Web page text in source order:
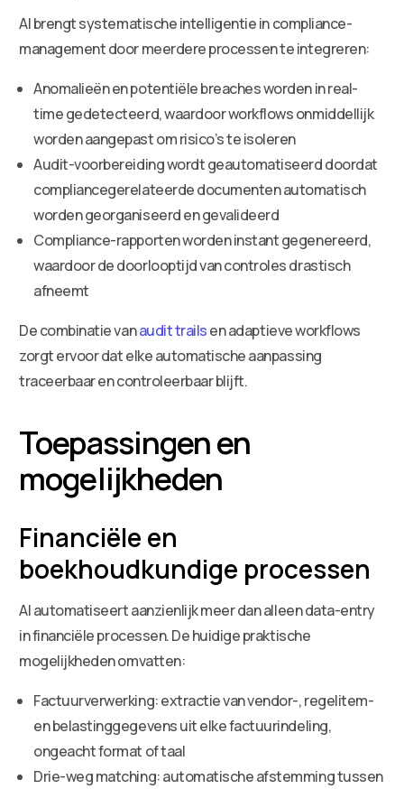
AI brengt systematische intelligentie in compliance-
management door meerdere processen te integreren:
Anomalieën en potentiële breaches worden in real-
time gedetecteerd, waardoor workflows onmiddellijk
worden aangepast om risico’s te isoleren
Audit-voorbereiding wordt geautomatiseerd doordat
compliancegerelateerde documenten automatisch
worden georganiseerd en gevalideerd
Compliance-rapporten worden instant gegenereerd,
waardoor de doorlooptijd van controles drastisch
afneemt
De combinatie vanaudit trailsen adaptieve workflows
zorgt ervoor dat elke automatische aanpassing
traceerbaar en controleerbaar blijft.
Toepassingen en
mogelijkheden
Financiële en
boekhoudkundige processen
AI automatiseert aanzienlijk meer dan alleen data-entry
in financiële processen. De huidige praktische
mogelijkheden omvatten:
Factuurverwerking: extractie van vendor-, regelitem-
en belastinggegevens uit elke factuurindeling,
ongeacht format of taal
Drie-weg matching: automatische afstemming tussen